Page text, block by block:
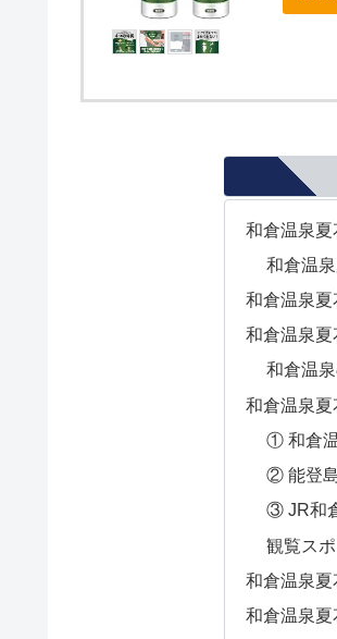
和倉温泉
和倉温
和倉温泉
和倉温泉
和倉温
和倉温泉
① 和倉
② 能登
③ JR和
観覧ス
和倉温泉
和倉温泉